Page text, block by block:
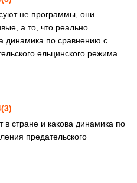
не программы, они
а то, что реально
динамика по сравнению с
ельцинского режима.
в стране и какова динамика по
предательского